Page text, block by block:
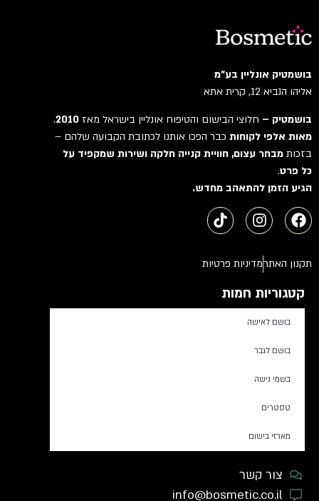
בושמטיק אונליין בע"מ
אליהו הנביא 12, קרית אתא
בושמטיק –חלוצי הבישום והטיפוח אונליין בישראל מאז2010
.
מאות אלפי לקוחותכבר הפכו אותנו לכתובת הקבועה שלהם –
בזכותמבחר עצום, חוויית קנייה חלקה ושירות שמקפיד על
כל פרט.
הגיע הזמן להתאהב מחדש.
תקנון האתרמדיניות פרטיות
קטגוריות חמות
בושם לאישה
בושם לגבר
בשמי נישה
טסטרים
מארזי בישום
צור קשר
info@bosmetic.co.il